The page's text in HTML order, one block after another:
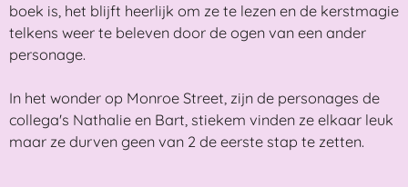
boek is, het blijft heerlijk om ze te lezen en de kerstmagie
telkens weer te beleven door de ogen van een ander
personage.
In het wonder op Monroe Street, zijn de personages de
collega's Nathalie en Bart, stiekem vinden ze elkaar leuk
maar ze durven geen van 2 de eerste stap te zetten.